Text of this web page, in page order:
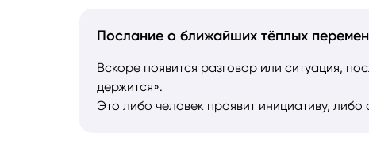
Послание о ближайших тёплых
Вскоре появится разговор или ситуация,
держится».
Это либо человек проявит инициативу,